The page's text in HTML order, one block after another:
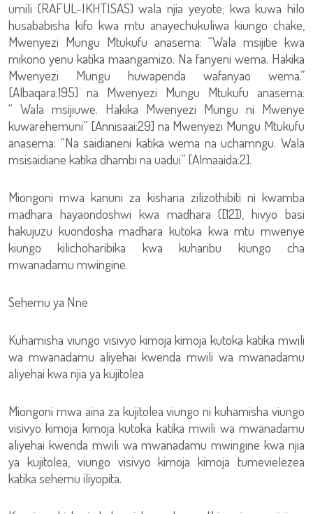
umili (RAFUL-IKHTISAS) wala njia yeyote; kwa kuwa hilo
husababisha kifo kwa mtu anayechukuliwa kiungo chake,
Mwenyezi Mungu Mtukufu anasema: “Wala msijitie kwa
mikono yenu katika maangamizo. Na fanyeni wema. Hakika
Mwenyezi Mungu huwapenda wafanyao wema.”
[Albaqara:195] na Mwenyezi Mungu Mtukufu anasema:
“ Wala msijiuwe. Hakika Mwenyezi Mungu ni Mwenye
kuwarehemuni” [Annisaai:29] na Mwenyezi Mungu Mtukufu
anasema: “Na saidianeni katika wema na uchamngu. Wala
msisaidiane katika dhambi na uadui” [Almaaida:2].
Miongoni mwa kanuni za kisharia zilizothibiti ni kwamba
madhara hayaondoshwi kwa madhara ([12]), hivyo basi
hakujuzu kuondosha madhara kutoka kwa mtu mwenye
kiungo kilichoharibika kwa kuharibu kiungo cha
mwanadamu mwingine.
Sehemu ya Nne
Kuhamisha viungo visivyo kimoja kimoja kutoka katika mwili
wa mwanadamu aliyehai kwenda mwili wa mwanadamu
aliyehai kwa njia ya kujitolea
Miongoni mwa aina za kujitolea viungo ni kuhamisha viungo
visivyo kimoja kimoja kutoka katika mwili wa mwanadamu
aliyehai kwenda mwili wa mwanadamu mwingine kwa njia
ya kujitolea, viungo visivyo kimoja kimoja tumevielezea
katika sehemu iliyopita.